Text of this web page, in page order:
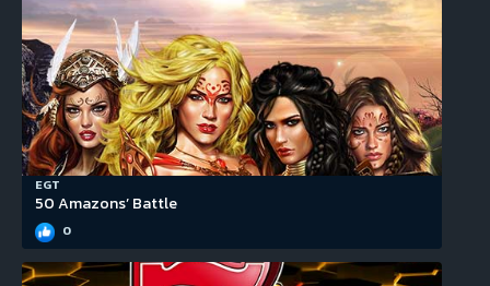
EGT
50 Amazons’ Battle
0